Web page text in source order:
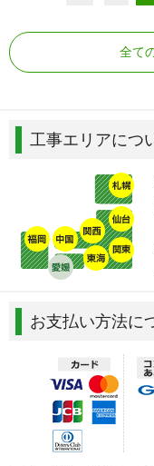
全て
工事エリアにつ
お支払い方法に